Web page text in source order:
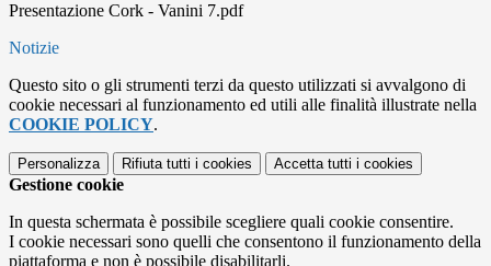
Presentazione Cork - Vanini 7.pdf
Notizie
Questo sito o gli strumenti terzi da questo utilizzati si avvalgono di
cookie necessari al funzionamento ed utili alle finalità illustrate nella
COOKIE POLICY.
Personalizza Rifiuta tutti i cookies Accetta tutti i cookies
Gestione cookie
In questa schermata è possibile scegliere quali cookie consentire.
I cookie necessari sono quelli che consentono il funzionamento della
piattaforma e non è possibile disabilitarli.